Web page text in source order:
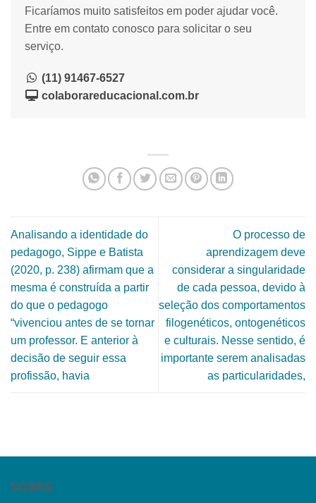
Ficaríamos muito satisfeitos em poder ajudar você.
Entre em contato conosco para solicitar o seu
serviço.
(11) 91467-6527
colaborareducacional.com.br
Analisando a identidade do
pedagogo, Sippe e Batista
(2020, p. 238) afirmam que a
mesma é construída a partir
do que o pedagogo
“vivenciou antes de se tornar
um professor. E anterior à
decisão de seguir essa
profissão, havia
O processo de
aprendizagem deve
considerar a singularidade
de cada pessoa, devido à
seleção dos comportamentos
filogenéticos, ontogenéticos
e culturais. Nesse sentido, é
importante serem analisadas
as particularidades,
SOBRE